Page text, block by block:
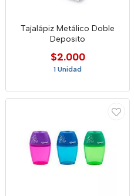
Tajalápiz Metálico Doble
Deposito
$2.000
1 Unidad